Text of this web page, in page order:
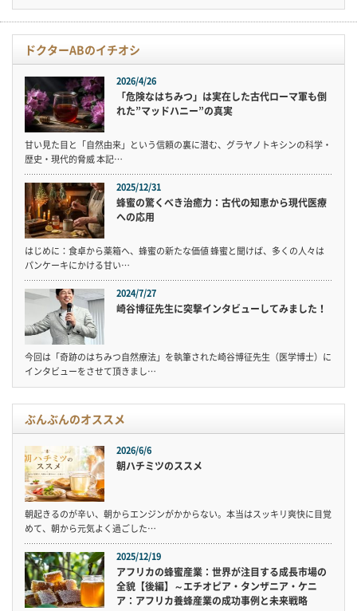
ドクターABのイチオシ
2026/4/26
「危険なはちみつ」は実在した古代ローマ軍も倒
れた”マッドハニー”の真実
甘い見た目と「自然由来」という信頼の裏に潜む、グラヤノトキシンの科学・
歴史・現代的脅威 本記…
2025/12/31
蜂蜜の驚くべき治癒力：古代の知恵から現代医療
への応用
はじめに：食卓から薬箱へ、蜂蜜の新たな価値 蜂蜜と聞けば、多くの人々は
パンケーキにかける甘い…
2024/7/27
崎谷博征先生に突撃インタビューしてみました！
今回は「奇跡のはちみつ自然療法」を執筆された崎谷博征先生（医学博士）に
インタビューをさせて頂きまし…
ぶんぶんのオススメ
2026/6/6
朝ハチミツのススメ
朝起きるのが辛い、朝からエンジンがかからない。本当はスッキリ爽快に目覚
めて、朝から元気よく過ごした…
2025/12/19
アフリカの蜂蜜産業：世界が注目する成長市場の
全貌【後編】～エチオピア・タンザニア・ケニ
ア：アフリカ養蜂産業の成功事例と未来戦略